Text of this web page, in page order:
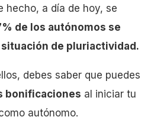
hecho, a día de hoy, se
de los autónomos se
de pluriactividad.
debes saber que puedes
bonificaciones al iniciar tu
autónomo.